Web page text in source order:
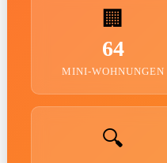
🏢
64
MINI-WOHNUNGEN
🔍